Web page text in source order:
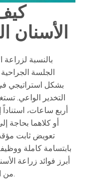
الأسنان
الجلسة
بشكل استراتيجي
التخدير الواعي.
أربع ساعات،
أو كلاهما بحاجة
تعويض ثابت
بابتسامة كاملة
من الشعور بالانزعاج وتسرع عملية الشفاء.